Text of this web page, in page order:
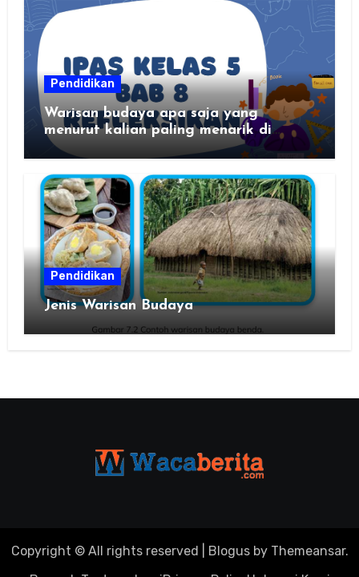
Pendidikan
Warisan budaya apa saja yang
menurut kalian paling menarik di
Pendidikan
Jenis Warisan Budaya
Copyright © All rights reserved Blogusby Themeansar.